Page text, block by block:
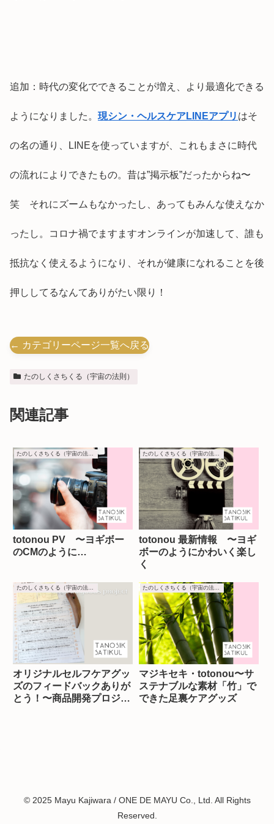
追加：時代の変化でできることが増え、より最適化できる
ようになりました。 現シン・ヘルスケアLINEアプリ はそ
の名の通り、LINEを使っていますが、これもまさに時代
の流れによりできたもの。昔は”掲示板”だったからね〜
笑 それにズームもなかったし、あってもみんな使えなか
ったし。コロナ禍でますますオンラインが加速して、誰も
抵抗なく使えるようになり、それが健康になれることを後
押ししてるなんてありがたい限り！
← カテゴリーページ一覧へ戻る
たのしくさちくる（宇宙の法則）
関連記事
totonou PV 〜ヨギボー
のCMのように…
totonou 最新情報 〜ヨギ
ボーのようにかわいく楽し
く
たのしくさちくる（宇宙の法則）
オリジナルセルフケアグッ
ズのフィードバックありが
とう！〜商品開発プロジェ
たのしくさちくる（宇宙の法則）
マジキセキ・totonou〜サ
ステナブルな素材「竹」で
できた足裏ケアグッズ
© 2025 Mayu Kajiwara / ONE DE MAYU Co., Ltd. All Rights
Reserved.